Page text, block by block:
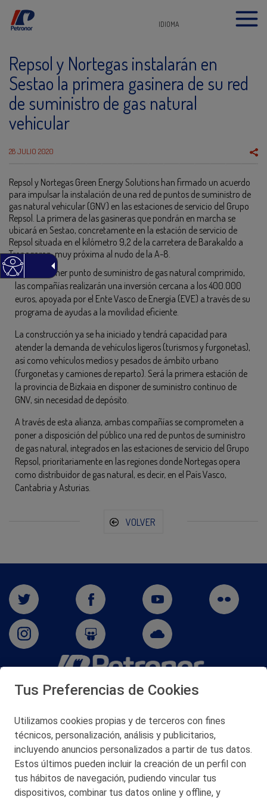
IDIOMA
Repsol y Nortegas instalarán en
Sestao la primera gasinera de su red
de suministro de gas natural
vehicular
28 JULIO 2020
Repsol y Nortegas Green Energy Solutions han firmado un acuerdo
para impulsar la instalación de una red de puntos de suministro de
gas natural vehicular (GNV) en las estaciones de servicio del Grupo
Repsol. La primera de las gasineras que pondrán en marcha se
ubicará en Sestao, concretamente en la estación de servicio de
Repsol situada en el kilómetro 9,2 de la carretera de Barakaldo a
Trapagaran, muy próxima al nudo de la A-8.
En este primer punto de suministro de gas natural comprimido,
las compañías realizarán una inversión cercana a los 400.000
euros, apoyada por el Ente Vasco de Energía (EVE) a través de su
programa de ayudas a la movilidad eficiente.
La construcción ya se ha iniciado y tendrá capacidad para
atender la demanda de vehículos ligeros (turismos y furgonetas),
así como vehículos medios y pesados de ámbito urbano
(furgonetas y camiones de reparto). Será la primera estación de
la provincia de Bizkaia en disponer de suministro continuo de
GNV, sin necesidad de depósito.
A través de esta alianza, ambas compañías se comprometen a
poner a disposición del público una red de puntos de suministro
de gas natural, integrados en las estaciones de servicio del Grupo
Repsol, prioritariamente en las regiones donde Nortegas opera
como distribuidor de gas natural, es decir, en el País Vasco,
Cantabria y Asturias.
VOLVER
San Martín 5-Edificio Muñatones,
© 2026 Petronor S.A.
CONTACTO
Tus Preferencias de Cookies
Utilizamos cookies propias y de terceros con fines
técnicos, personalización, análisis y publicitarios,
incluyendo anuncios personalizados a partir de tus datos.
Estos últimos pueden incluir la creación de un perfil con
tus hábitos de navegación, pudiendo vincular tus
dispositivos, combinar tus datos online y offline, y